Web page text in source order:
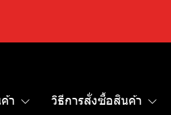
า วิธีการสั่งซื้อสินค้า